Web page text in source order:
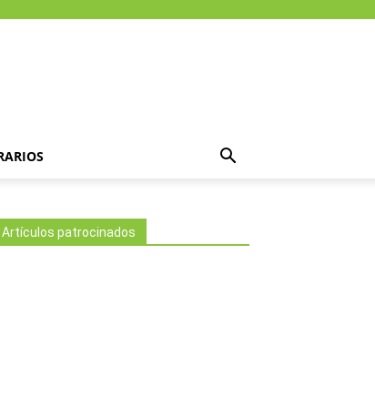
patrocinados